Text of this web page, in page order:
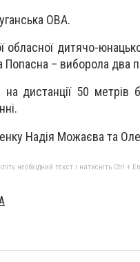
ОВА.
обласної дитячо-
Попасна – виборола два
дистанції 50 метрів
Надія Можаєва та
необхідний текст і натисніть Ctrl +